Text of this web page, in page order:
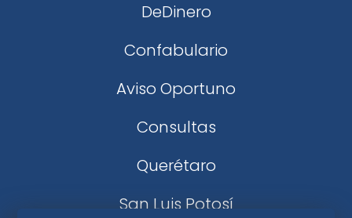
DeDinero
Confabulario
Aviso Oportuno
Consultas
Querétaro
San Luis Potosí